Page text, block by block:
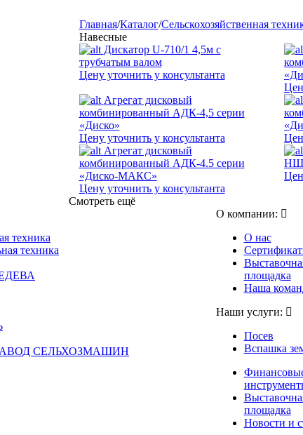
Главная/Каталог/Сельскохозяйственная
Навесные
Дискатор U-710/1 4,5м с
трубчатым валом
Цену уточнить у консультанта
Агрегат дисковый
комбинированный АДК-4,5 серии
«Диско»
Цену уточнить у консультанта
Агрегат дисковый
комбинированный АДК-4.5 серии
«Диско-МАКС»
Цену уточнить у консультанта
Смотреть ещё
техника
техника
СЕЛЬХОЗМАШИН
О компании:
О нас
площадка
Наша
Наши услуги:
Посев
Вспашка
площадка
Новости и